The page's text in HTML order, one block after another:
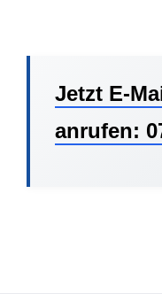
Jetzt E-
anrufen: